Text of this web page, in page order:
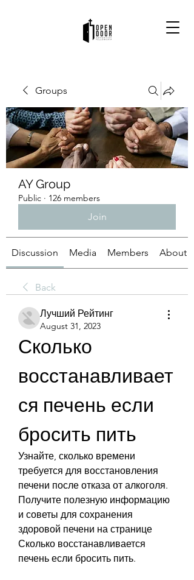
Groups
AY Group
Public · 126 members
Join
Discussion Media Members About
Back
Лучший Рейтинг
August 31, 2023
Сколько
восстанавливает
ся печень если
бросить пить
Узнайте, сколько времени
требуется для восстановления
печени после отказа от алкоголя.
Получите полезную информацию
и советы для сохранения
здоровой печени на странице
Сколько восстанавливается
печень если бросить пить.